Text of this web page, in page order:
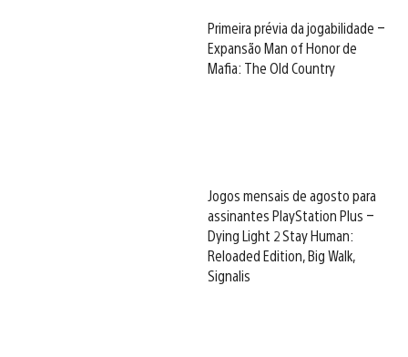
Primeira prévia da jogabilidade –
Expansão Man of Honor de
Mafia: The Old Country
Jogos mensais de agosto para
assinantes PlayStation Plus –
Dying Light 2 Stay Human:
Reloaded Edition, Big Walk,
Signalis